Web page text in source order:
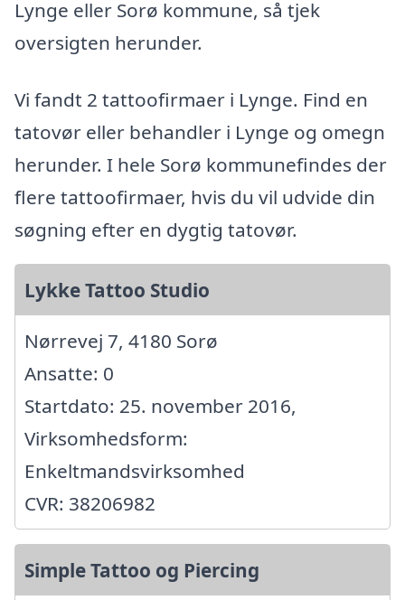
Lynge eller Sorø kommune, så tjek
oversigten herunder.
Vi fandt 2 tattoofirmaer i Lynge. Find en
tatovør eller behandler i Lynge og omegn
herunder. I hele Sorø kommunefindes der
flere tattoofirmaer, hvis du vil udvide din
søgning efter en dygtig tatovør.
Lykke Tattoo Studio
Nørrevej 7, 4180 Sorø
Ansatte: 0
Startdato: 25. november 2016,
Virksomhedsform:
Enkeltmandsvirksomhed
CVR: 38206982
Simple Tattoo og Piercing